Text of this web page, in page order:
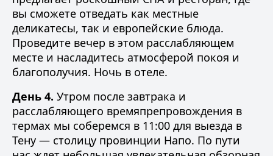
вы сможете отведать как местные
деликатесы, так и европейские блюда.
Проведите вечер в этом расслабляющем
месте и насладитесь атмосферой покоя и
благополучия. Ночь в отеле.
День 4. Утром после завтрака и
расслабляющего времяпрепровождения в
термах мы соберемся в 11:00 для выезда в
Тену — столицу провинции Напо. По пути